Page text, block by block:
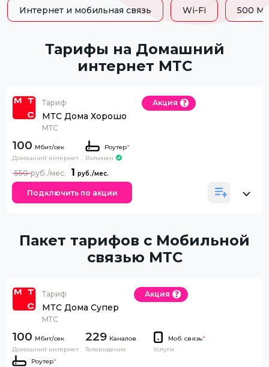
Интернет и мобильная связь Wi-Fi 500
Тарифы на Домашний
интернет МТС
Тариф
МТС Дома Хорошо
МТС
Акция
100
Домашний интернет
Роутер*
Включен
1
550
Подключить по акции
Пакет тарифов с Мобильной
связью МТС
Тариф
МТС Дома Супер
МТС
Акция
100
Домашний интернет
229 Каналов
Телевидение
Моб. связь*
Услуги
Роутер*